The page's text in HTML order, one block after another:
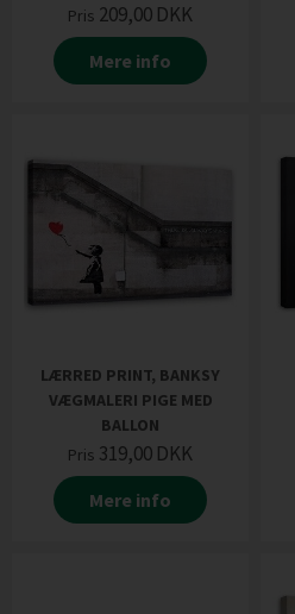
Pris 209,00 DKK
Mere info
LÆRRED PRINT, BANKSY
VÆGMALERI PIGE MED
BALLON
Pris 319,00 DKK
Mere info